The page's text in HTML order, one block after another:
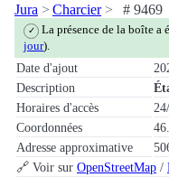
Jura Charcier # 9469
✓ La présence de la boîte a
jour).
Date d'ajout
Description
Horaires d'accès
Coordonnées
Adresse approximative
🔗 Voir sur OpenStreetMap /